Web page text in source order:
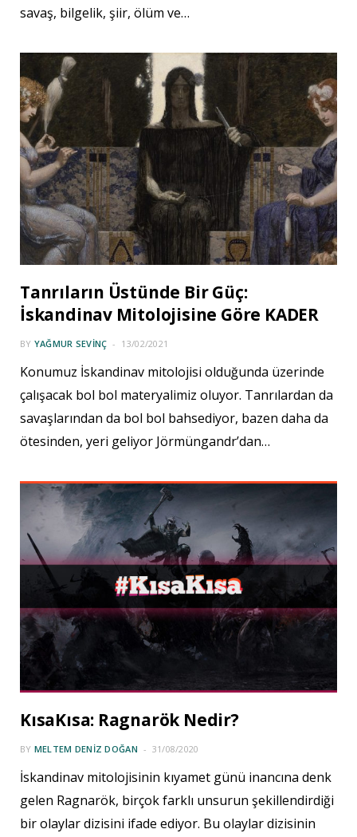
savaş, bilgelik, şiir, ölüm ve…
Tanrıların Üstünde Bir Güç:
İskandinav Mitolojisine Göre KADER
BY YAĞMUR SEVINÇ 13/02/2021
Konumuz İskandinav mitolojisi olduğunda üzerinde
çalışacak bol bol materyalimiz oluyor. Tanrılardan da
savaşlarından da bol bol bahsediyor, bazen daha da
ötesinden, yeri geliyor Jörmüngandr’dan…
KısaKısa: Ragnarök Nedir?
BY MELTEM DENIZ DOĞAN 31/08/2020
İskandinav mitolojisinin kıyamet günü inancına denk
gelen Ragnarök, birçok farklı unsurun şekillendirdiği
bir olaylar dizisini ifade ediyor. Bu olaylar dizisinin